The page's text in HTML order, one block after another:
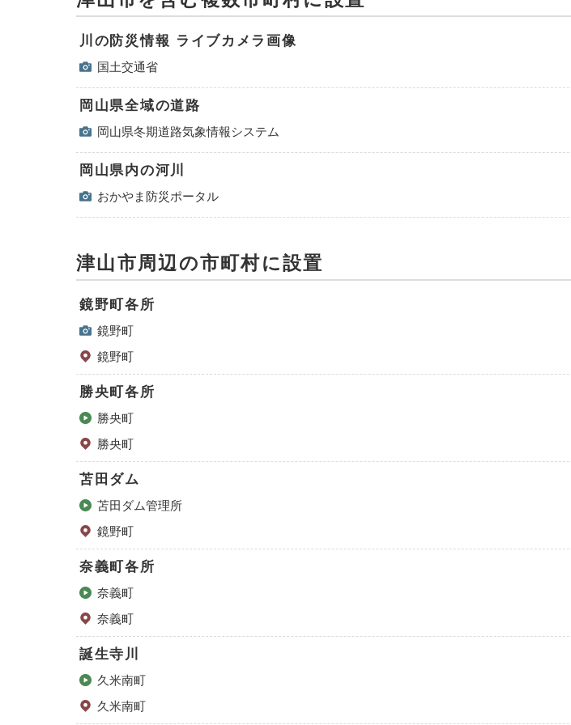
川の防災情報 ライブカメラ画像
国土交通省
岡山県全域の道路
岡山県冬期道路気象情報システム
岡山県内の河川
おかやま防災ポータル
津山市周辺の市町村に設置
鏡野町各所
鏡野町
鏡野町
勝央町各所
勝央町
勝央町
苫田ダム
苫田ダム管理所
鏡野町
奈義町各所
奈義町
奈義町
誕生寺川
久米南町
久米南町